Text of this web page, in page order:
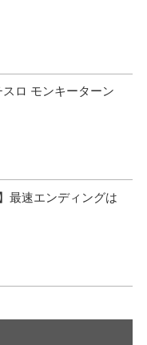
ロ モンキーターン
最速エンディングは